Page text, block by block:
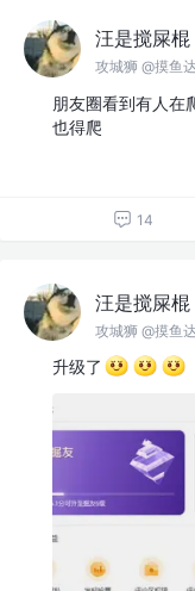
汪是搅屎棍
攻城狮 @摸鱼
朋友圈看到有人在
也得爬
14
汪是搅屎棍
攻城狮 @摸鱼
升级了